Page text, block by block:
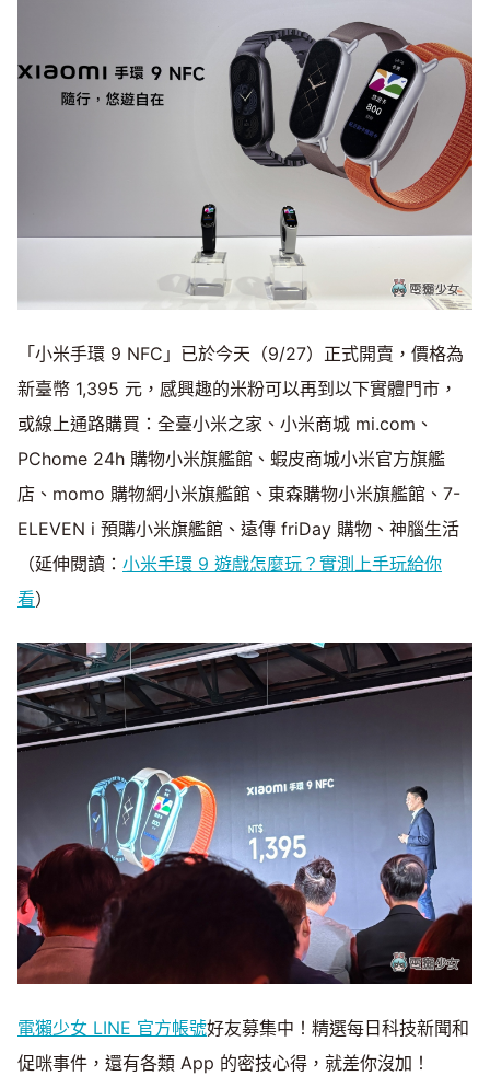
「小米手環 9 NFC」已於今天（9/27）正式開賣，價格為
新臺幣 1,395 元，感興趣的米粉可以再到以下實體門市，
或線上通路購買：全臺小米之家、小米商城 mi.com、
PChome 24h 購物小米旗艦館、蝦皮商城小米官方旗艦
店、momo 購物網小米旗艦館、東森購物小米旗艦館、7-
ELEVEN i 預購小米旗艦館、遠傳 friDay 購物、神腦生活
（延伸閱讀： 小米手環 9 遊戲怎麼玩？實測上手玩給你
看）
電獺少女 LINE 官方帳號好友募集中！精選每日科技新聞和
促咪事件，還有各類 App 的密技心得，就差你沒加！